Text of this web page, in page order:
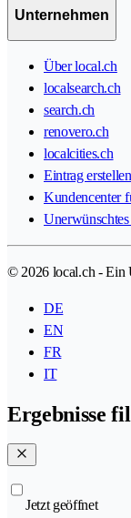
Unternehmen
Über local.ch
localsearch.ch
search.ch
renovero.ch
localcities.ch
Eintrag
Kundencenter
© 2026 local.ch - Ein
DE
EN
FR
IT
Ergebnisse
Jetzt geöffnet